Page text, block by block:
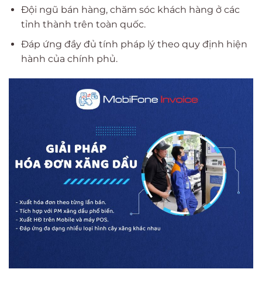
Đội ngũ bán hàng, chăm sóc khách hàng ở các
tỉnh thành trên toàn quốc.
Đáp ứng đầy đủ tính pháp lý theo quy định hiện
hành của chính phủ.